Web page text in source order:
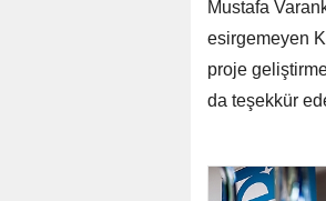
Mustafa
esirgemeyen
proje
da teşekkür